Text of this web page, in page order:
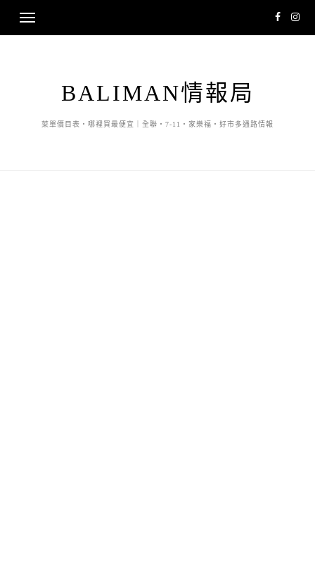
BALIMAN情報局
菜單價目表・哪裡買最便宜｜全聯・7-11・家樂福・好市多通路情報